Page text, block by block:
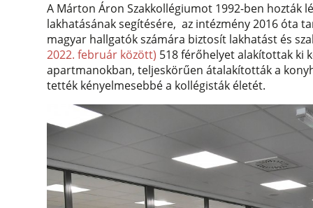
A Márton Áron Szakkollégiumot 1992-ben hozták
lakhatásának segítésére, az intézmény 2016 óta
magyar hallgatók számára biztosít lakhatást és
2022. február között) 518 férőhelyet alakítottak ki
apartmanokban, teljeskörűen átalakították a
tették kényelmesebbé a kollégisták életét.